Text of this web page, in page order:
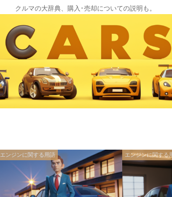
クルマの大辞典、購入･売却についての説明も。
エンジンに関する用語 エンジンに関する